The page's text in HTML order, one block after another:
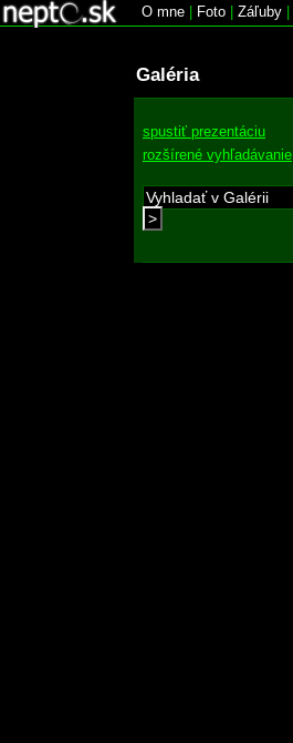
O mne Foto Záľuby
Galéria
spustiť prezentáciu
rozšírené vyhľadávanie
>